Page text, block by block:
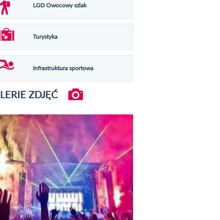
LGD Owocowy szlak
Turystyka
Infrastruktura sportowa
ZDJĘĆ